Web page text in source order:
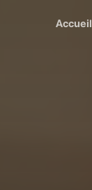
Accueil